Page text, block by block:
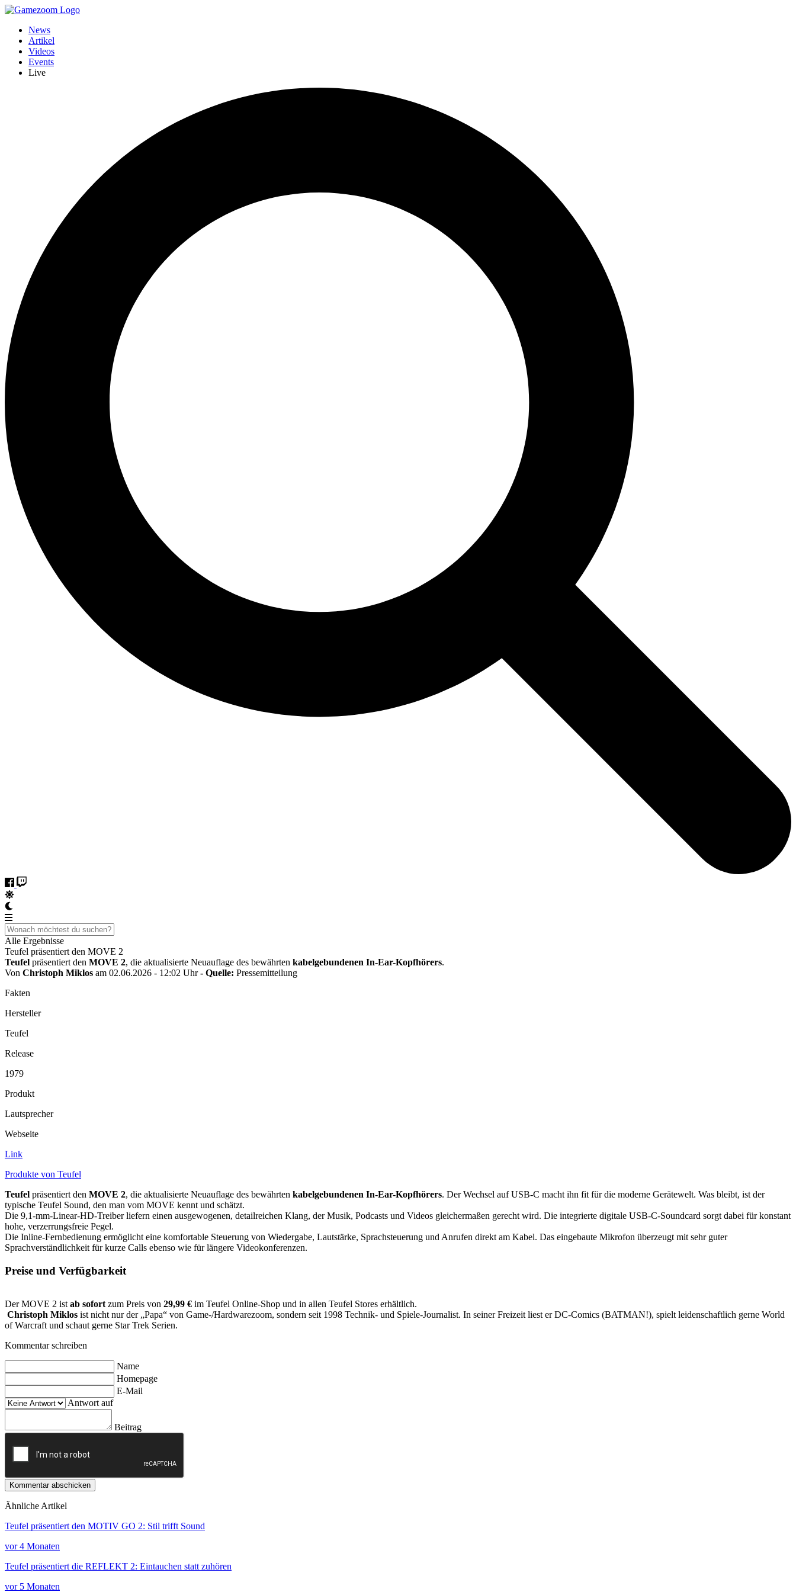
News
Artikel
Videos
Events
Live
Alle Ergebnisse
Teufel präsentiert den MOVE 2
Teufel präsentiert den MOVE 2, die aktualisierte Neuauflage des bewährten kabelgebundenen In-Ear-Kopfhörers.
Von Christoph Miklos am 02.06.2026 - 12:02 Uhr- Quelle: Pressemitteilung
Fakten
Hersteller
Teufel
Release
1979
Produkt
Lautsprecher
Webseite
Link
Produkte von Teufel
Teufel präsentiert den MOVE 2, die aktualisierte Neuauflage des bewährten kabelgebundenen In-Ear-Kopfhörers. Der Wechsel auf USB-C macht ihn fit für die moderne Gerätewelt. Was bleibt, ist der
typische Teufel Sound, den man vom MOVE kennt und schätzt.
Die 9,1-mm-Linear-HD-Treiber liefern einen ausgewogenen, detailreichen Klang, der Musik, Podcasts und Videos gleichermaßen gerecht wird. Die integrierte digitale USB-C-Soundcard sorgt dabei für konstant
hohe, verzerrungsfreie Pegel.
Die Inline-Fernbedienung ermöglicht eine komfortable Steuerung von Wiedergabe, Lautstärke, Sprachsteuerung und Anrufen direkt am Kabel. Das eingebaute Mikrofon überzeugt mit sehr guter
Sprachverständlichkeit für kurze Calls ebenso wie für längere Videokonferenzen.
Preise und Verfügbarkeit
Der MOVE 2 istab sofortzum Preis von 29,99 € im Teufel Online-Shop und in allen Teufel Stores erhältlich.
Christoph Miklos ist nicht nur der „Papa“ von Game-/Hardwarezoom, sondern seit 1998 Technik- und Spiele-Journalist. In seiner Freizeit liest er DC-Comics (BATMAN!), spielt leidenschaftlich gerne World
of Warcraft und schaut gerne Star Trek Serien.
Kommentar schreiben
Name
Homepage
E-Mail
Antwort auf
Beitrag
Kommentar abschicken
Ähnliche Artikel
Teufel präsentiert den MOTIV GO 2: Stil trifft Sound
vor 4 Monaten
Teufel präsentiert die REFLEKT 2: Eintauchen statt zuhören
vor 5 Monaten